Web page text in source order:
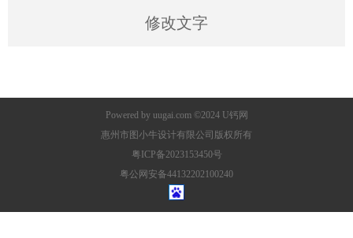
修改文字
Powered by uugai.com©2024 U钙网
惠州市图小牛设计有限公司版权所有
粤ICP备2023153450号
粤公网安备44132202100240